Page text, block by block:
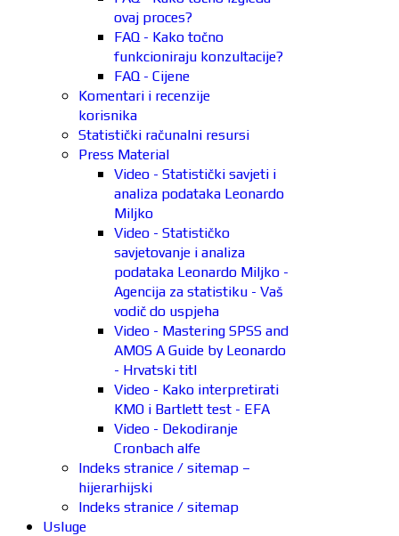
ovaj proces?
FAQ - Kako točno
funkcioniraju konzultacije?
FAQ - Cijene
Komentari i recenzije
korisnika
Statistički računalni resursi
Press Material
Video - Statistički savjeti i
analiza podataka Leonardo
Miljko
Video - Statističko
savjetovanje i analiza
podataka Leonardo Miljko -
Agencija za statistiku - Vaš
vodič do uspjeha
Video - Mastering SPSS and
AMOS A Guide by Leonardo
- Hrvatski titl
Video - Kako interpretirati
KMO i Bartlett test - EFA
Video - Dekodiranje
Cronbach alfe
Indeks stranice / sitemap –
hijerarhijski
Indeks stranice / sitemap
Usluge